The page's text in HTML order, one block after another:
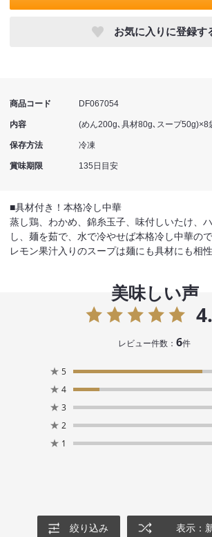
お気に入りに登録す
商品コード DF067054
内容 (めん200g､具材80g､スープ50g)×8
保存方法 冷凍
賞味期限 135日目安
■具材付き！本格冷し中華
蒸し鶏、わかめ、錦糸玉子、味付しいたけ、
し、麺を茹で、水で冷やせば本格冷し中華の
レモン果汁入りのスープは麺にも具材にも相性
美味しい声
レビュー件数：6件
★ 5
★ 4
★ 3
★ 2
★ 1
絞り込み 表示：